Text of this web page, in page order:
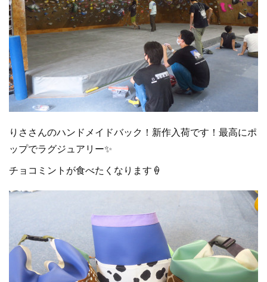
りささんのハンドメイドバック！新作入荷です！最高にポ
ップでラグジュアリー✨
チョコミントが食べたくなります🍦